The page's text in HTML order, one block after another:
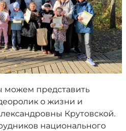
можем представить
о жизни и
Крутовской.
национального